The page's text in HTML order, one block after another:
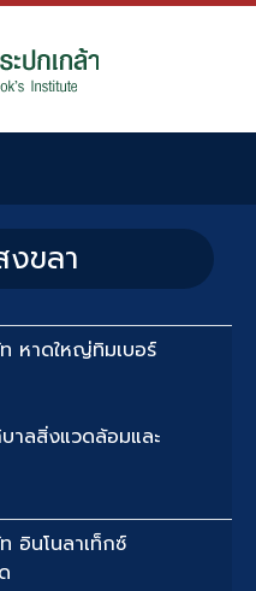
ขลา
หาดใหญ่ทิมเบอร์
าลสิ่งแวดล้อมและ
อินโนลาเท็กซ์